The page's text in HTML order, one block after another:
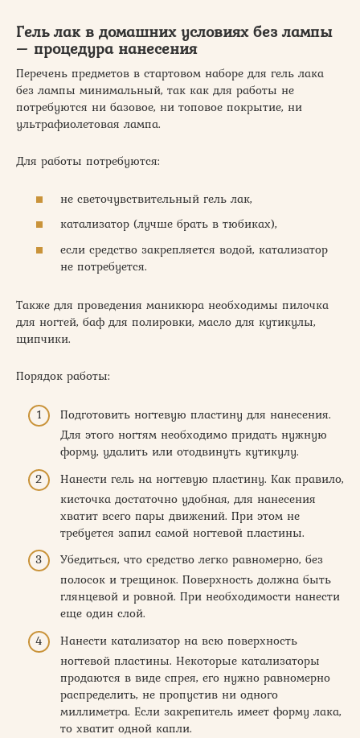
Гель лак в домашних условиях без лампы
– процедура нанесения
Перечень предметов в стартовом наборе для гель лака
без лампы минимальный, так как для работы не
потребуются ни базовое, ни топовое покрытие, ни
ультрафиолетовая лампа.
Для работы потребуются:
не светочувствительный гель лак,
катализатор (лучше брать в тюбиках),
если средство закрепляется водой, катализатор
не потребуется.
Также для проведения маникюра необходимы пилочка
для ногтей, баф для полировки, масло для кутикулы,
щипчики.
Порядок работы:
Подготовить ногтевую пластину для нанесения.
Для этого ногтям необходимо придать нужную
форму, удалить или отодвинуть кутикулу.
Нанести гель на ногтевую пластину. Как правило,
кисточка достаточно удобная, для нанесения
хватит всего пары движений. При этом не
требуется запил самой ногтевой пластины.
Убедиться, что средство легко равномерно, без
полосок и трещинок. Поверхность должна быть
глянцевой и ровной. При необходимости нанести
еще один слой.
Нанести катализатор на всю поверхность
ногтевой пластины. Некоторые катализаторы
продаются в виде спрея, его нужно равномерно
распределить, не пропустив ни одного
миллиметра. Если закрепитель имеет форму лака,
то хватит одной капли.